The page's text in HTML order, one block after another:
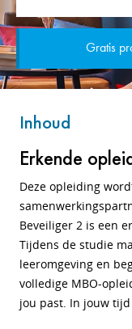
Gratis
Inhoud
Erkende
Deze opleiding
Beveiliger 2 is een
Tijdens de studie
leeromgeving en
volledige MBO-
jou past. In jouw